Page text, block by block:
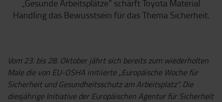
„Gesunde Arbeitsplätze“ schärft Toyota Material
Handling das Bewusstsein für das Thema Sicherheit.
Vom 23. bis 28. Oktober jährt sich bereits zum wiederholten
Male die von EU-OSHA initiierte „Europäische Woche für
Sicherheit und Gesundheitsschutz am Arbeitsplatz“. Die
diesjährige Initiative der Europäischen Agentur für Sicherheit